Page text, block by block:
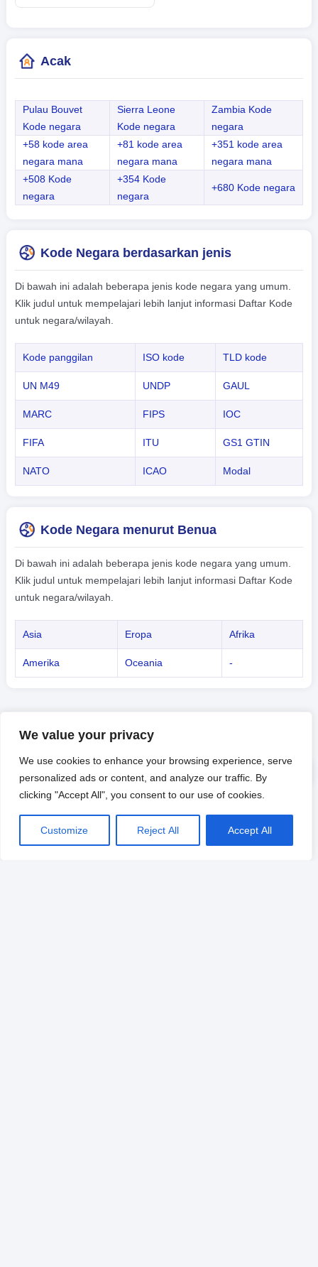
We value your privacy
We use cookies to enhance your browsing experience, serve
personalized ads or content, and analyze our traffic. By
clicking "Accept All", you consent to our use of cookies.
Customize Reject All Accept All
Acak
Pulau Bouvet
Kode negara
Sierra Leone
Kode negara
Zambia Kode
negara
+58 kode area
negara mana
+81 kode area
negara mana
+351 kode area
negara mana
+508 Kode
negara
+354 Kode
negara
+680 Kode negara
Kode Negara berdasarkan jenis
Di bawah ini adalah beberapa jenis kode negara yang umum.
Klik judul untuk mempelajari lebih lanjut informasi Daftar Kode
untuk negara/wilayah.
Kode panggilan ISO kode TLD kode
UN M49 UNDP GAUL
MARC FIPS IOC
FIFA ITU GS1 GTIN
NATO ICAO Modal
Kode Negara menurut Benua
Di bawah ini adalah beberapa jenis kode negara yang umum.
Klik judul untuk mempelajari lebih lanjut informasi Daftar Kode
untuk negara/wilayah.
Asia Eropa Afrika
Amerika Oceania -